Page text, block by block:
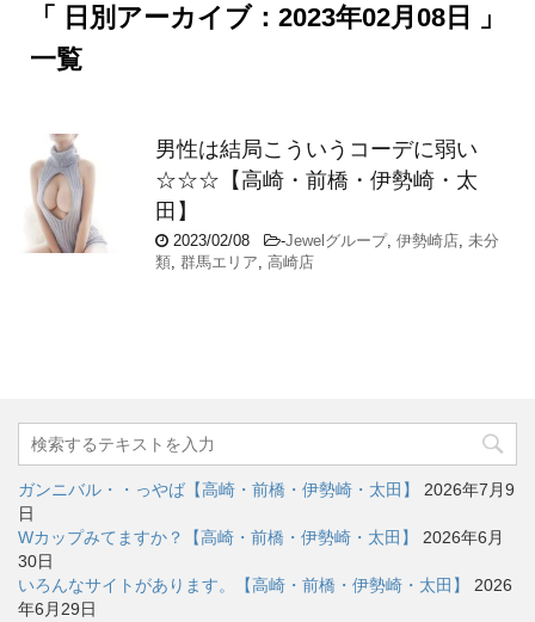
「 日別アーカイブ：2023年02月08日 」
一覧
男性は結局こういうコーデに弱い
☆☆☆【高崎・前橋・伊勢崎・太
田】
2023/02/08 -Jewelグループ, 伊勢崎店, 未分
類, 群馬エリア, 高崎店
ガンニバル・・っやば【高崎・前橋・伊勢崎・太田】
2026年7月9
日
Wカップみてますか？【高崎・前橋・伊勢崎・太田】
2026年6月
30日
いろんなサイトがあります。【高崎・前橋・伊勢崎・太田】
2026
年6月29日